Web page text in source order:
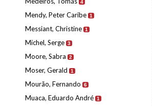
4
Mendy, Peter Caribe 1
Messiant, Christine 1
Michel, Serge 3
Moore, Sabra 2
Moser, Gerald 1
Mourão, Fernando 6
Muaca, Eduardo André 1